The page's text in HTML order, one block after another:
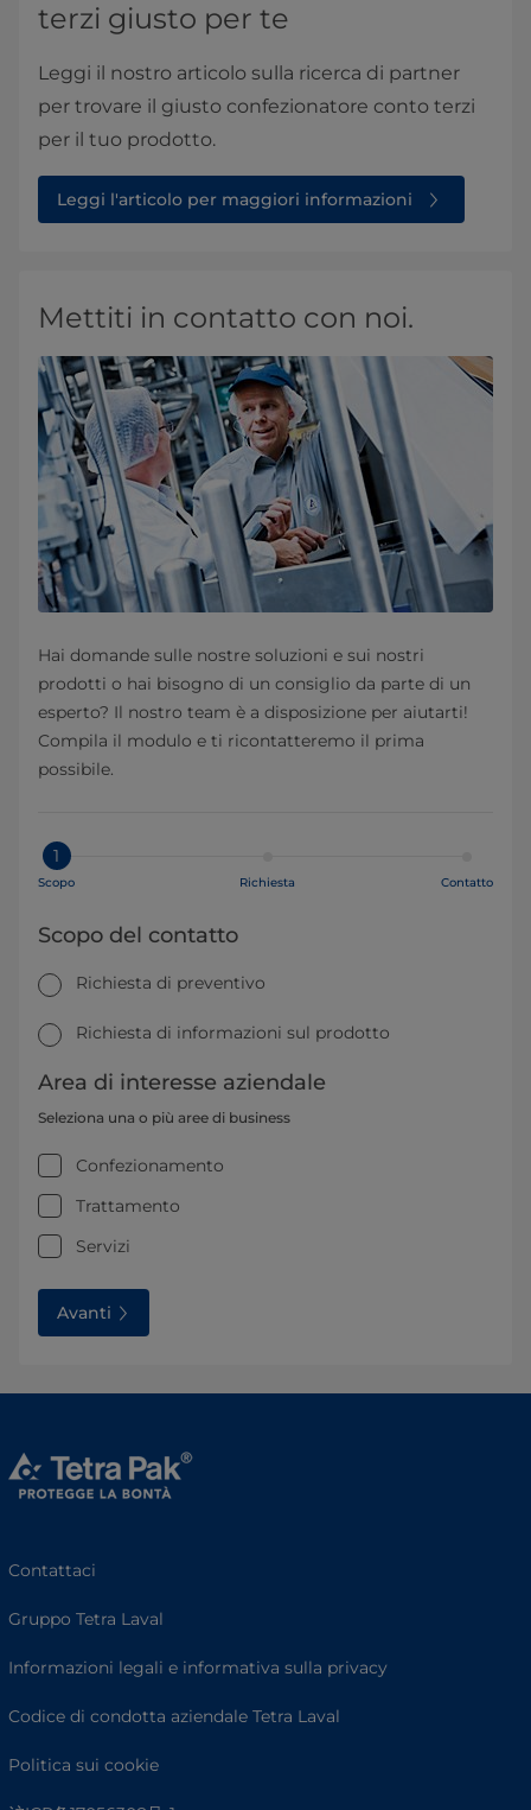
terzi giusto per te
Leggi il nostro articolo sulla ricerca di partner
per trovare il giusto confezionatore conto terzi
per il tuo prodotto.
Leggi l'articolo per maggiori informazioni
Mettiti in contatto con noi.
Hai domande sulle nostre soluzioni e sui nostri
prodotti o hai bisogno di un consiglio da parte di un
esperto? Il nostro team è a disposizione per aiutarti!
Compila il modulo e ti ricontatteremo il prima
possibile.
1
Scopo Richiesta Contatto
Scopo del contatto
Richiesta di preventivo
Richiesta di informazioni sul prodotto
Area di interesse aziendale
Seleziona una o più aree di business
Confezionamento
Trattamento
Servizi
Avanti
Contattaci
Gruppo Tetra Laval
Informazioni legali e informativa sulla privacy
Codice di condotta aziendale Tetra Laval
Politica sui cookie